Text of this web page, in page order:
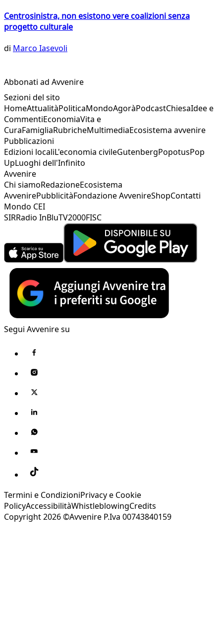
Centrosinistra, non esistono vere coalizioni senza
progetto culturale
di Marco Iasevoli
Abbonati ad Avvenire
Sezioni del sito
HomeAttualitàPoliticaMondoAgoràPodcastChiesaIdee e
CommentiEconomiaVita e
CuraFamigliaRubricheMultimediaEcosistema avvenire
Pubblicazioni
Edizioni localiL'economia civileGutenbergPopotusPop
UpLuoghi dell'Infinito
Avvenire
Chi siamoRedazioneEcosistema
AvvenirePubblicitàFondazione AvvenireShopContatti
Mondo CEI
SIRRadio InBluTV2000FISC
Segui Avvenire su
Termini e CondizioniPrivacy e Cookie
PolicyAccessibilitàWhistleblowingCredits
Copyright 2026 ©Avvenire P.Iva 00743840159